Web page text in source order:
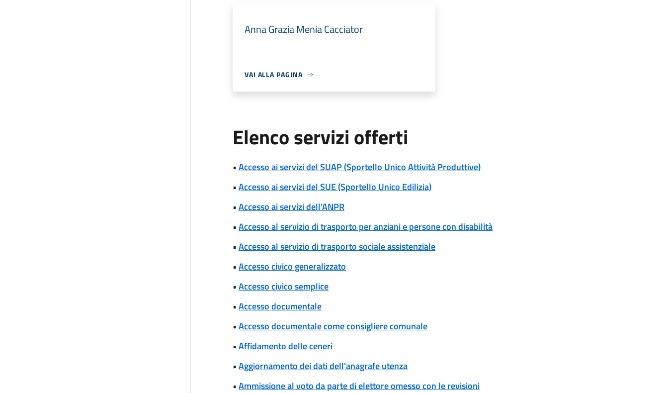
Anna Grazia Menia Cacciator
VAI ALLA PAGINA
Elenco servizi offerti
•Accesso ai servizi del SUAP (Sportello Unico Attività Produttive)
•Accesso ai servizi del SUE (Sportello Unico Edilizia)
•Accesso ai servizi dell'ANPR
•Accesso al servizio di trasporto per anziani e persone con disabilità
•Accesso al servizio di trasporto sociale assistenziale
•Accesso civico generalizzato
•Accesso civico semplice
•Accesso documentale
•Accesso documentale come consigliere comunale
•Affidamento delle ceneri
•Aggiornamento dei dati dell'anagrafe utenza
•Ammissione al voto da parte di elettore omesso con le revisioni